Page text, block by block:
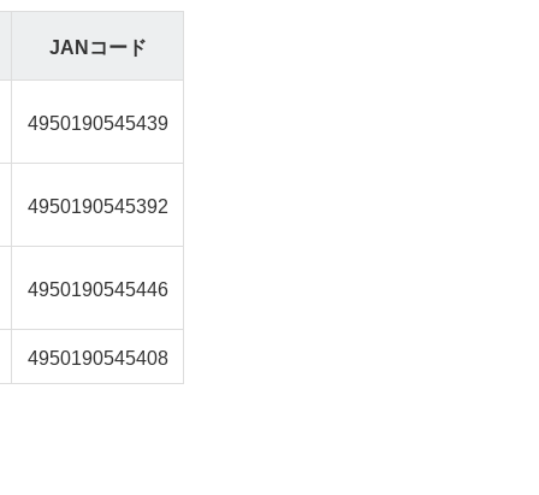
JANコード
4950190545439
4950190545392
4950190545446
4950190545408